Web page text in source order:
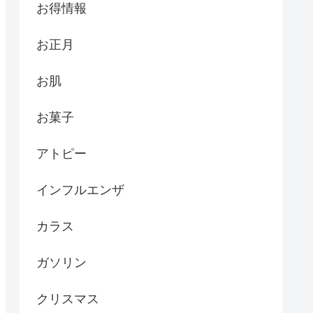
お得情報
お正月
お肌
お菓子
アトピー
インフルエンザ
カラス
ガソリン
クリスマス